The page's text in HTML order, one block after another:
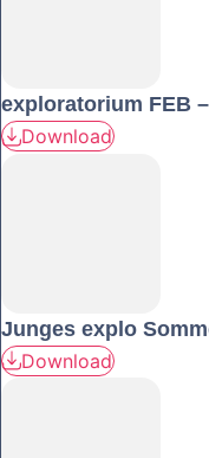
exploratorium FEB
Download
Junges explo
Download